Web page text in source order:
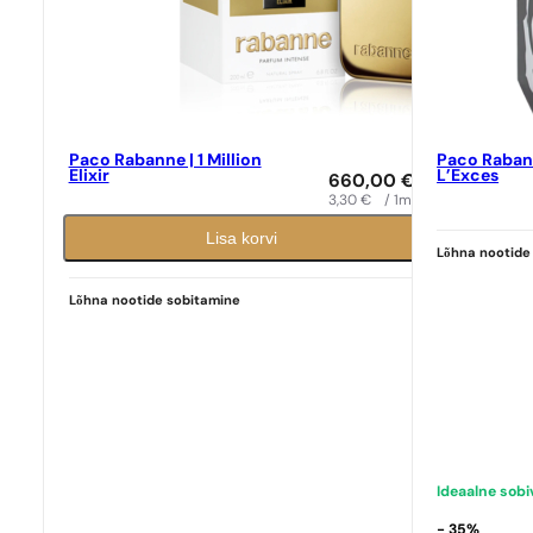
Paco
Paco Rabanne | 1 Million
Elixir
660,00 €
3,30 € / 1ml
Lisa korvi
Lõhna nootide sobitamine
Paco
L’Exces
Lõhna
Ideaalne